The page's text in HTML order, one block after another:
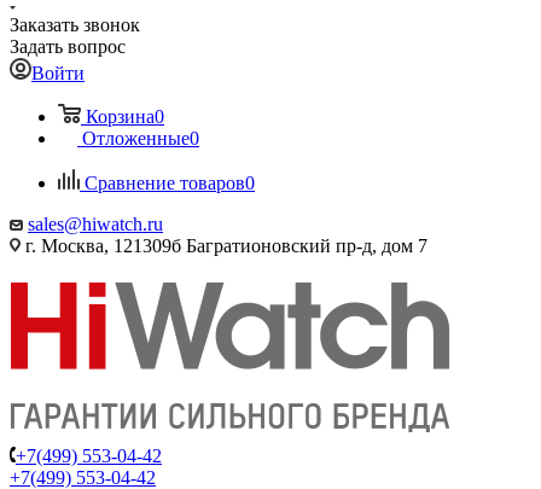
Заказать звонок
Задать вопрос
Войти
Корзина0
Отложенные0
Сравнение товаров0
sales@hiwatch.ru
г. Москва, 121309б Багратионовский пр-д, дом 7
+7(499) 553-04-42
+7(499) 553-04-42